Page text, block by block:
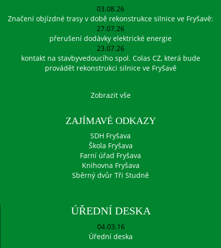
03.08.26
Značení objízdné trasy v době rekonstrukce silnice ve Fryšavě:
27.07.26
přerušení dodávky elektrické energie
23.07.26
kontakt na stavbyvedoucího spol. Colas CZ, která bude
provádět rekonstrukci silnice ve Fryšavě
Zobrazit vše
ZAJÍMAVÉ ODKAZY
SDH Fryšava
Škola Fryšava
Farní úřad Fryšava
Knihovna Fryšava
Sběrný dvůr Tři Studně
ÚŘEDNÍ DESKA
04.03.16
Úřední deska